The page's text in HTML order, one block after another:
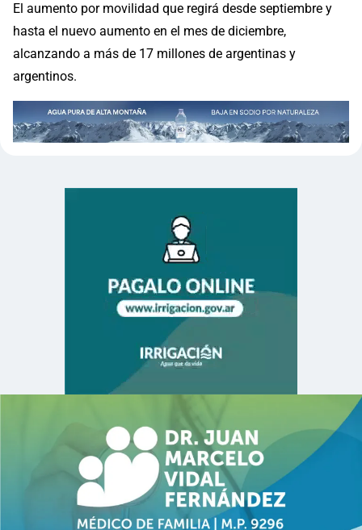
El aumento por movilidad que regirá desde septiembre y
hasta el nuevo aumento en el mes de diciembre,
alcanzando a más de 17 millones de argentinas y
argentinos.